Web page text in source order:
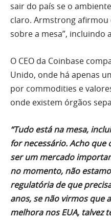
sair do país se o
claro. Armstrong afirmou
sobre a mesa”, incluindo
O CEO da Coinbase
Unido, onde há apenas
por commodities e
onde existem órgãos
“Tudo está na mesa,
for necessário. Acho que
ser um mercado
no momento, não
regulatória de que
anos, se não virmos que
melhora nos EUA, talvez